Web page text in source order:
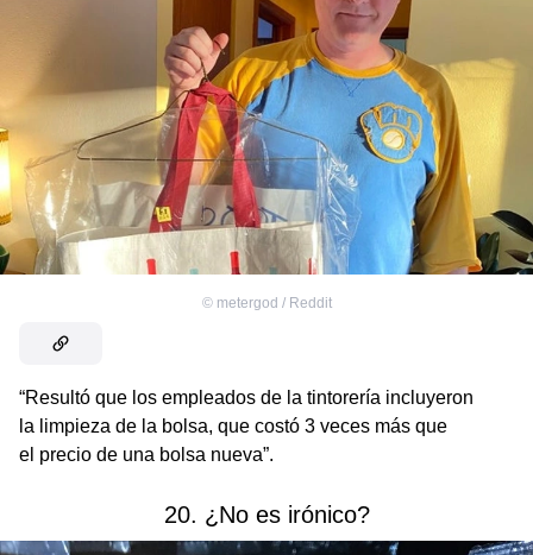
© metergod / Reddit
“Resultó que los empleados de la tintorería incluyeron
la limpieza de la bolsa, que costó 3 veces más que
el precio de una bolsa nueva”.
20. ¿No es irónico?